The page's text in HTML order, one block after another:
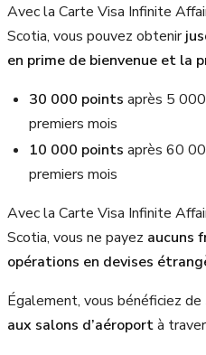
Avec la Carte Visa Infinite
Scotia, vous pouvez obtenir
en prime de bienvenue et la
30 000 points après 5
premiers mois
10 000 points après 60
premiers mois
Avec la Carte Visa Infinite
Scotia, vous ne payez aucuns
opérations en devises
Également, vous bénéficiez de
aux salons d’aéroportà